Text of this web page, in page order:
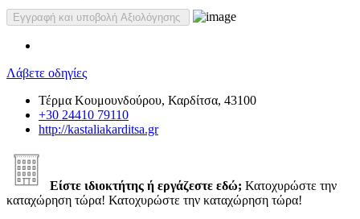
Λάβετε οδηγίες
Τέρμα Κουμουνδούρου, Καρδίτσα, 43100
+30 24410 79110
http://kastaliakarditsa.gr
Είστε ιδιοκτήτης ή εργάζεστε εδώ; Κατοχυρώστε την
καταχώρηση τώρα! Κατοχυρώστε την καταχώρηση τώρα!